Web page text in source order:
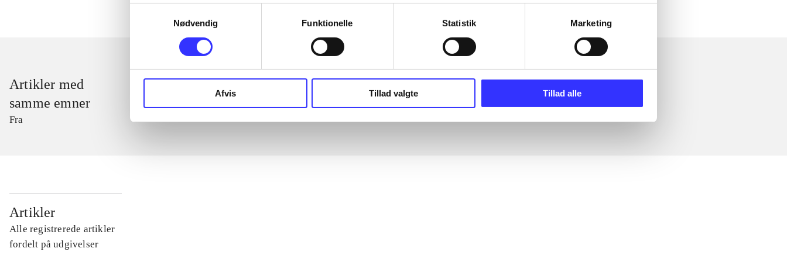
Nødvendig
Funktionelle Statistik Marketing
Afvis Tillad valgte Tillad alle
Artikler med
samme emner
Fra
Artikler
Alle registrerede artikler
fordelt på udgivelser